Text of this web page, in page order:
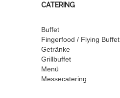
CATERING
Buffet
Fingerfood / Flying Buffet
Getränke
Grillbuffet
Menü
Messecatering